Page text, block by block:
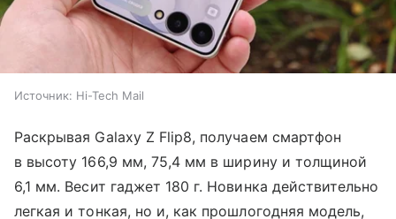
Источник: Hi-Tech Mail
Раскрывая Galaxy Z Flip8, получаем смартфон
в высоту 166,9 мм, 75,4 мм в ширину и толщиной
6,1 мм. Весит гаджет 180 г. Новинка действительно
легкая и тонкая, но и, как прошлогодняя модель,